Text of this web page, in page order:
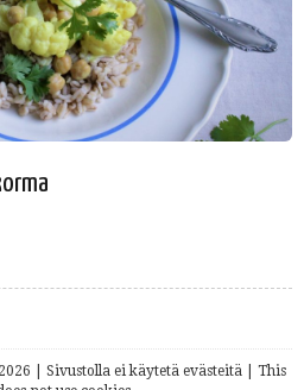
| Sivustolla ei käytetä evästeitä | This